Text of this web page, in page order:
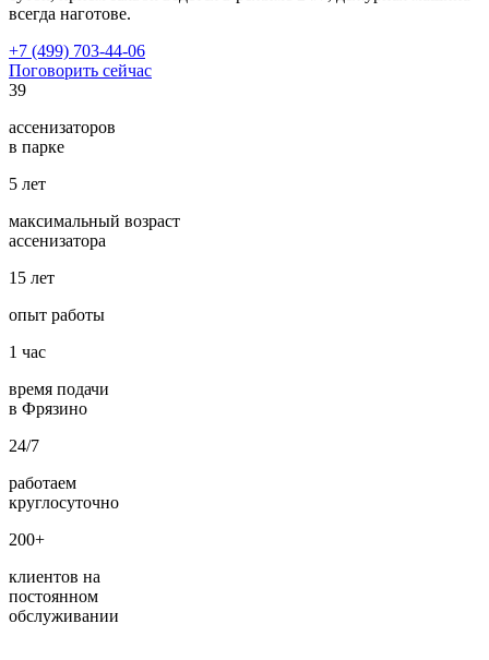
всегда наготове.
+7 (499) 703-44-06
Поговорить сейчас
39
ассенизаторов
в парке
5 лет
максимальный возраст
ассенизатора
15 лет
опыт работы
1 час
время подачи
в Фрязино
24/7
работаем
круглосуточно
200+
клиентов на
постоянном
обслуживании